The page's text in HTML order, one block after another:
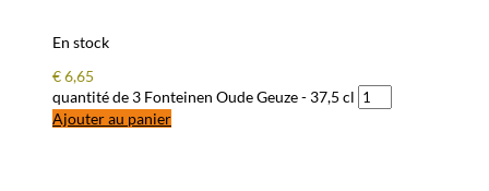
En stock
€6,65
quantité de 3 Fonteinen Oude Geuze - 37,5 cl
Ajouter au panier